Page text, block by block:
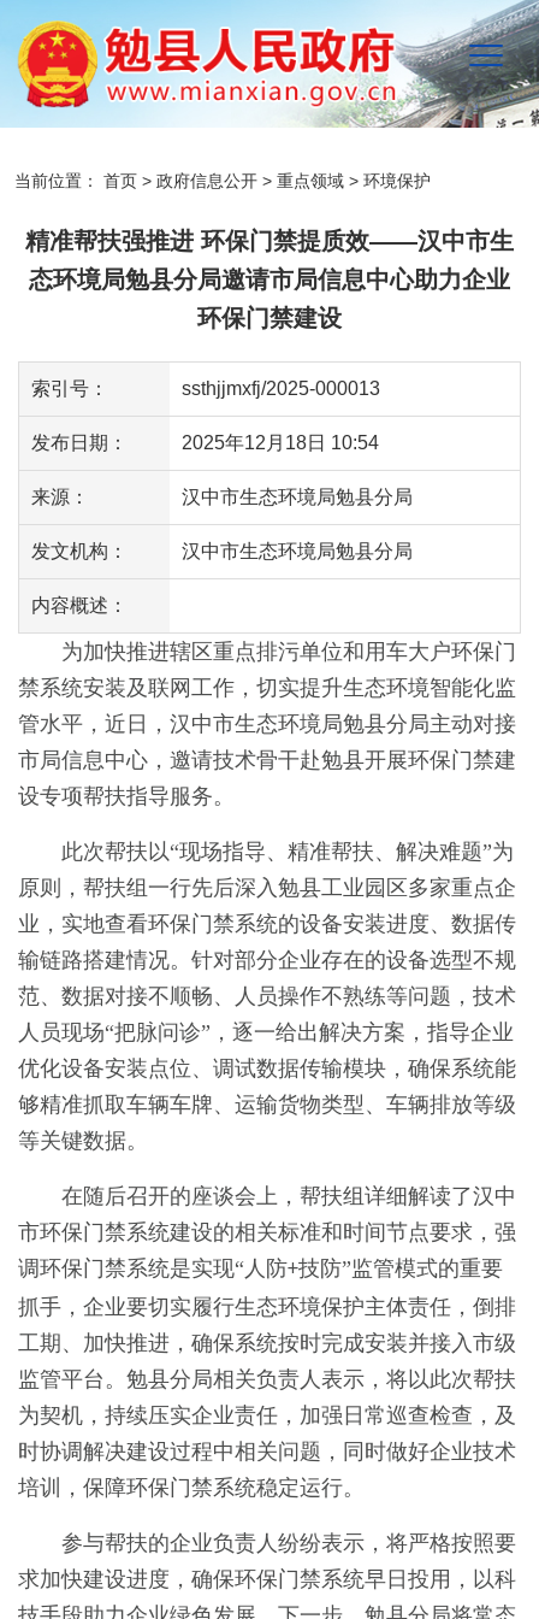
当前位置： 首页 > 政府信息公开 > 重点领域 > 环境保护
精准帮扶强推进 环保门禁提质效——汉中市生
态环境局勉县分局邀请市局信息中心助力企业
环保门禁建设
索引号： ssthjjmxfj/2025-000013
发布日期： 2025年12月18日 10:54
来源： 汉中市生态环境局勉县分局
发文机构： 汉中市生态环境局勉县分局
内容概述：
为加快推进辖区重点排污单位和用车大户环保门
禁系统安装及联网工作，切实提升生态环境智能化监
管水平，近日，汉中市生态环境局勉县分局主动对接
市局信息中心，邀请技术骨干赴勉县开展环保门禁建
设专项帮扶指导服务。
此次帮扶以“现场指导、精准帮扶、解决难题”为
原则，帮扶组一行先后深入勉县工业园区多家重点企
业，实地查看环保门禁系统的设备安装进度、数据传
输链路搭建情况。针对部分企业存在的设备选型不规
范、数据对接不顺畅、人员操作不熟练等问题，技术
人员现场“把脉问诊”，逐一给出解决方案，指导企业
优化设备安装点位、调试数据传输模块，确保系统能
够精准抓取车辆车牌、运输货物类型、车辆排放等级
等关键数据。
在随后召开的座谈会上，帮扶组详细解读了汉中
市环保门禁系统建设的相关标准和时间节点要求，强
调环保门禁系统是实现“人防+技防”监管模式的重要
抓手，企业要切实履行生态环境保护主体责任，倒排
工期、加快推进，确保系统按时完成安装并接入市级
监管平台。勉县分局相关负责人表示，将以此次帮扶
为契机，持续压实企业责任，加强日常巡查检查，及
时协调解决建设过程中相关问题，同时做好企业技术
培训，保障环保门禁系统稳定运行。
参与帮扶的企业负责人纷纷表示，将严格按照要
求加快建设进度，确保环保门禁系统早日投用，以科